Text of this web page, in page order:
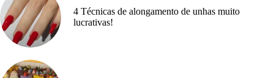
4 Técnicas de alongamento de unhas muito
lucrativas!